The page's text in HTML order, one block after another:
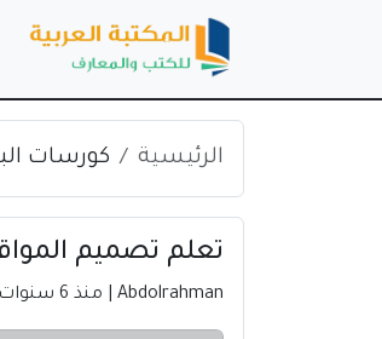
الرئيسية كورسات
تعلم تصميم
Abdolrahman | منذ 6 سنوات